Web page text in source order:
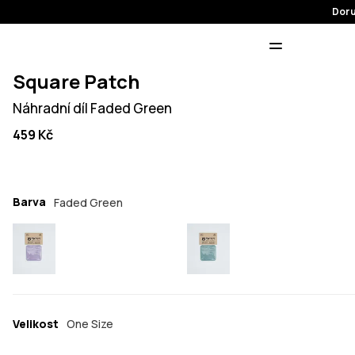
Square Patch
Náhradní díl Faded Green
459 Kč
Barva Faded Green
Velikost One Size